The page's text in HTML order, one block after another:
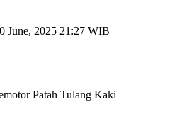
June, 2025 21:27 WIB
Patah Tulang Kaki